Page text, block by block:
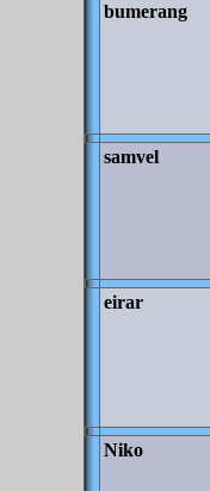
bumerang
samvel
eirar
Niko